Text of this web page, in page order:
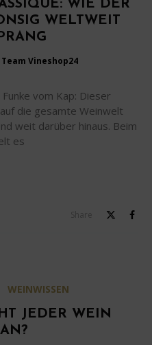
WIE DER
WELTWEIT
Team Vineshop24
vom Kap: Dieser
die gesamte Weinwelt
weit darüber hinaus. Beim
es
Share
WEINWISSEN
JEDER WEIN